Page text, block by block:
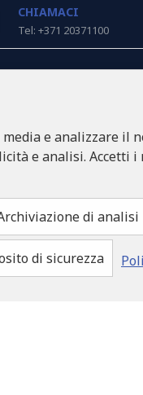
CHIAMACI
Tel: +371 20371100
INFO@LUKONS.COM
DETTAGLI DELLA
RITONE SIA
Sede legale: Rīga,
e analizzare il
e analisi. Accetti i
di analisi
di sicurezza